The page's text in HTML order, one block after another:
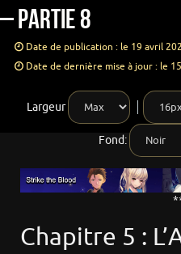
– Partie 8
Date de publication : le 19 avril
Date de dernière mise à jour : le
Largeur
Fond:
Chapitre 5 :